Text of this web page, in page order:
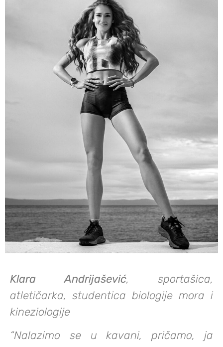
Klara Andrijašević, sportašica,
atletičarka, studentica biologije mora i
kineziologije
“Nalazimo se u kavani, pričamo, ja